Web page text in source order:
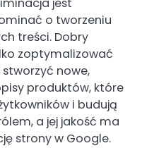
jest
o tworzeniu
treści. Dobry
zoptymalizować
nowe,
produktów, które
i budują
a jej jakość ma
strony w Google.